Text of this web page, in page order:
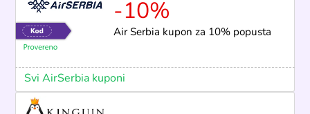
-10%
Air Serbia kupon za 10% popusta
Svi AirSerbia kuponi